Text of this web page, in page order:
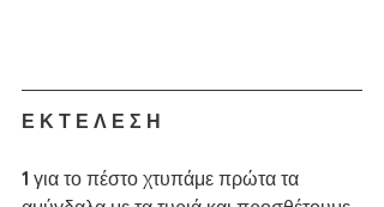
Ε Κ Τ Ε Λ Ε Σ Η
1 για το πέστο χτυπάμε πρώτα τα